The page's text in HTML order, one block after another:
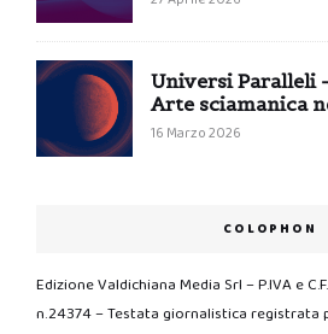
Universi Paralleli
Arte sciamanica
16 Marzo 2026
COLOPHON
Edizione Valdichiana Media Srl – P.IVA e
n.24374 – Testata giornalistica registrata